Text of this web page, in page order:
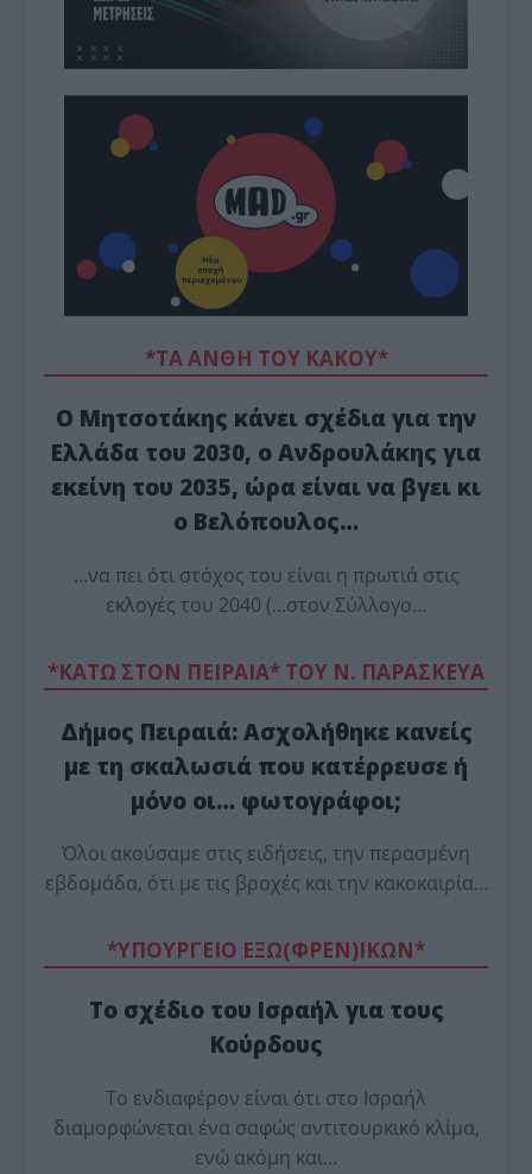
*ΤΑ ΆΝΘΗ ΤΟΥ ΚΑΚΟΎ*
Ο Μητσοτάκης κάνει σχέδια για την
Ελλάδα του 2030, ο Ανδρουλάκης για
εκείνη του 2035, ώρα είναι να βγει κι
ο Βελόπουλος…
…να πει ότι στόχος του είναι η πρωτιά στις
εκλογές του 2040 (…στον Σύλλογο…
*ΚΑΤΩ ΣΤΟΝ ΠΕΙΡΑΙΑ* ΤΟΥ Ν. ΠΑΡΑΣΚΕΥΑ
Δήμος Πειραιά: Ασχολήθηκε κανείς
με τη σκαλωσιά που κατέρρευσε ή
μόνο οι… φωτογράφοι;
Όλοι ακούσαμε στις ειδήσεις, την περασμένη
εβδομάδα, ότι με τις βροχές και την κακοκαιρία…
*ΥΠΟΥΡΓΕΙΟ ΕΞΩ(ΦΡΕΝ)ΙΚΩΝ*
Το σχέδιο του Ισραήλ για τους
Κούρδους
Το ενδιαφέρον είναι ότι στο Ισραήλ
διαμορφώνεται ένα σαφώς αντιτουρκικό κλίμα,
ενώ ακόμη και…